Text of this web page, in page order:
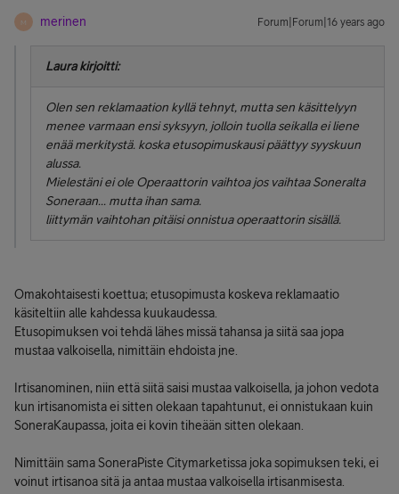
M merinen Forum|Forum|16 years ago
Laura kirjoitti:
Olen sen reklamaation kyllä tehnyt, mutta sen käsittelyyn
menee varmaan ensi syksyyn, jolloin tuolla seikalla ei liene
enää merkitystä. koska etusopimuskausi päättyy syyskuun
alussa.
Mielestäni ei ole Operaattorin vaihtoa jos vaihtaa Soneralta
Soneraan... mutta ihan sama.
liittymän vaihtohan pitäisi onnistua operaattorin sisällä.
Omakohtaisesti koettua; etusopimusta koskeva reklamaatio
käsiteltiin alle kahdessa kuukaudessa.
Etusopimuksen voi tehdä lähes missä tahansa ja siitä saa jopa
mustaa valkoisella, nimittäin ehdoista jne.
Irtisanominen, niin että siitä saisi mustaa valkoisella, ja johon vedota
kun irtisanomista ei sitten olekaan tapahtunut, ei onnistukaan kuin
SoneraKaupassa, joita ei kovin tiheään sitten olekaan.
Nimittäin sama SoneraPiste Citymarketissa joka sopimuksen teki, ei
voinut irtisanoa sitä ja antaa mustaa valkoisella irtisanmisesta.